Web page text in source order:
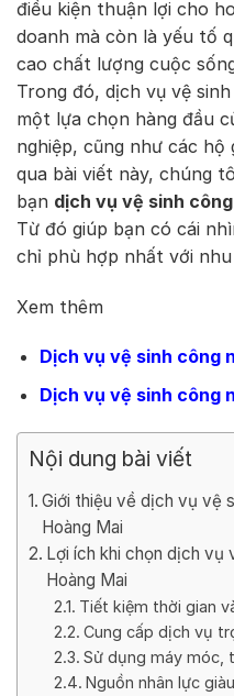
điều kiện thuận lợi cho
doanh mà còn là yếu tố
cao chất lượng cuộc
Trong đó, dịch vụ vệ
một lựa chọn hàng đầu
nghiệp, cũng như các
qua bài viết này, chúng
bạn dịch vụ vệ sinh
Từ đó giúp bạn có cái
chỉ phù hợp nhất với
Xem thêm
Dịch vụ vệ sinh công
Dịch vụ vệ sinh công
Nội dung bài viết
Giới thiệu về dịch vụ vệ
Hoàng Mai
Lợi ích khi chọn dịch vụ
Hoàng Mai
Tiết kiệm thời gian
Cung cấp dịch vụ
Sử dụng máy móc,
Nguồn nhân lực